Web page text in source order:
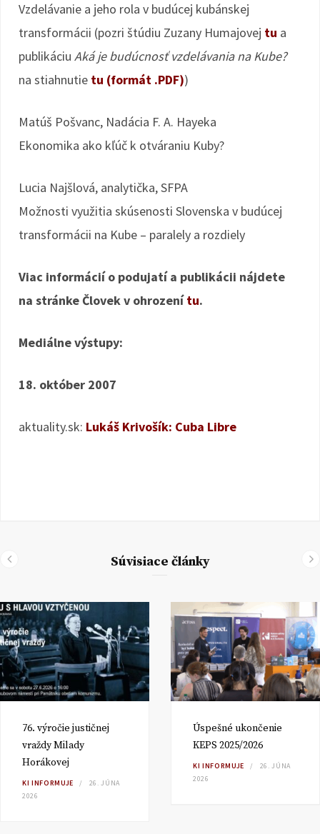
Vzdelávanie a jeho rola v budúcej kubánskej
transformácii (pozri štúdiu Zuzany Humajovej tu a
publikáciu Aká je budúcnosť vzdelávania na Kube?
na stiahnutie tu (formát .PDF))
Matúš Pošvanc, Nadácia F. A. Hayeka
Ekonomika ako kľúč k otváraniu Kuby?
Lucia Najšlová, analytička, SFPA
Možnosti využitia skúsenosti Slovenska v budúcej
transformácii na Kube – paralely a rozdiely
Viac informácií o podujatí a publikácii nájdete
na stránke Človek v ohrozenítu.
Mediálne výstupy:
18. október 2007
aktuality.sk: Lukáš Krivošík: Cuba Libre
Súvisiace články
76. výročie justičnej
vraždy Milady
Horákovej
KI INFORMUJE
26. JÚNA
2026
Úspešné ukončenie
KEPS 2025/2026
KI INFORMUJE
26. JÚNA
2026